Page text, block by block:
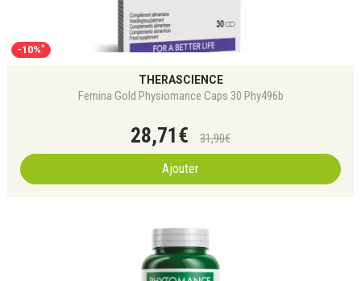
-10%*
THERASCIENCE
Femina Gold Physiomance Caps 30 Phy496b
28,71€ 31,90€
Ajouter